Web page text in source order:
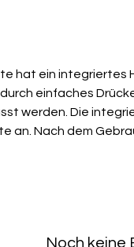
hat ein integriertes
einfaches
werden. Die
an. Nach dem
Noch keine